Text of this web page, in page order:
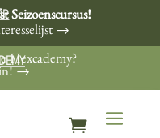
Seizoenscursus!
→
Hexcademy?
→